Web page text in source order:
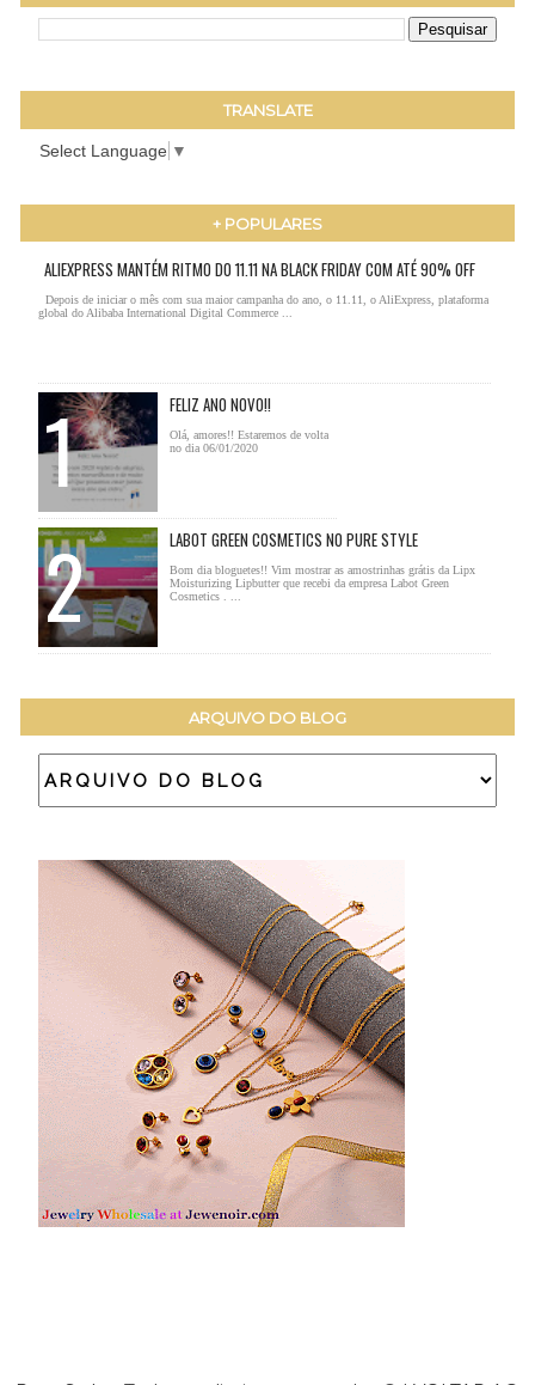
TRANSLATE
Select Language ▼
+ POPULARES
ALIEXPRESS MANTÉM RITMO DO 11.11 NA BLACK FRIDAY COM ATÉ 90% OFF
Depois de iniciar o mês com sua maior campanha do ano, o 11.11, o AliExpress, plataforma
global do Alibaba International Digital Commerce ...
FELIZ ANO NOVO!!
Olá, amores!! Estaremos de volta
no dia 06/01/2020
LABOT GREEN COSMETICS NO PURE STYLE
Bom dia bloguetes!! Vim mostrar as amostrinhas grátis da Lipx
Moisturizing Lipbutter que recebi da empresa Labot Green
Cosmetics . ...
ARQUIVO DO BLOG